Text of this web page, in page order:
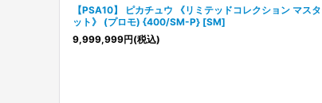
【PSA10】 ピカチュウ 《リミテッドコレクション マス
ット》 (プロモ) {400/SM-P} [SM]
9,999,999円(税込)